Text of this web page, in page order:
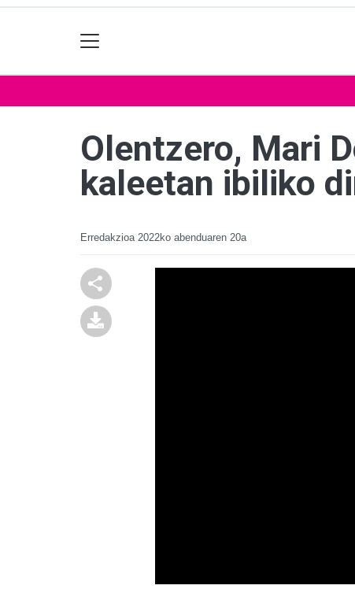
Olentzero, Mari
kaleetan ibiliko
Erredakzioa 2022ko abenduaren 20a